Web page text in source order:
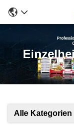
Alle Kategorien